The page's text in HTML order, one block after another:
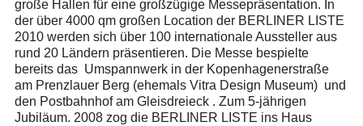
große Hallen für eine großzügige Messepräsentation. In
der über 4000 qm großen Location der BERLINER LISTE
2010 werden sich über 100 internationale Aussteller aus
rund 20 Ländern präsentieren. Die Messe bespielte
bereits das Umspannwerk in der Kopenhagenerstraße
am Prenzlauer Berg (ehemals Vitra Design Museum) und
den Postbahnhof am Gleisdreieck . Zum 5-jährigen
Jubiläum. 2008 zog die BERLINER LISTE ins Haus